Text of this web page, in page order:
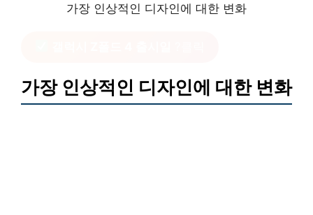
가장 인상적인 디자인에 대한 변화
가장 인상적인 디자인에 대한 변화